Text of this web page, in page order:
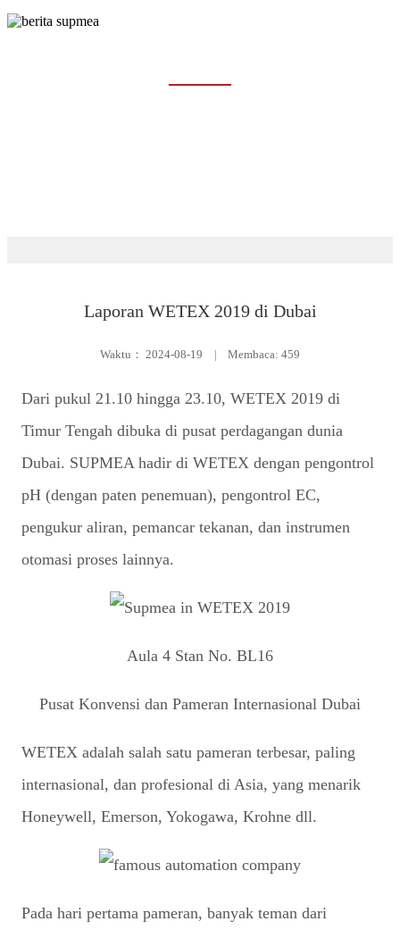
Laporan WETEX 2019 di Dubai
Waktu： 2024-08-19 | Membaca: 459
Dari pukul 21.10 hingga 23.10, WETEX 2019 di
Timur Tengah dibuka di pusat perdagangan dunia
Dubai. SUPMEA hadir di WETEX dengan pengontrol
pH (dengan paten penemuan), pengontrol EC,
pengukur aliran, pemancar tekanan, dan instrumen
otomasi proses lainnya.
Aula 4 Stan No. BL16
Pusat Konvensi dan Pameran Internasional Dubai
WETEX adalah salah satu pameran terbesar, paling
internasional, dan profesional di Asia, yang menarik
Honeywell, Emerson, Yokogawa, Krohne dll.
Pada hari pertama pameran, banyak teman dari